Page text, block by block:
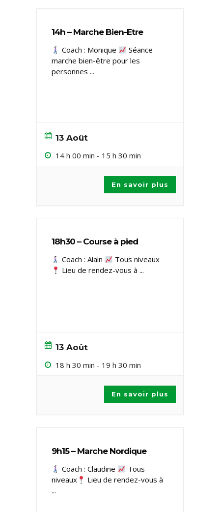
14h – Marche Bien-Etre
Coach : Monique
Séance
marche bien-être pour les
personnes ...
13 Août
14 h 00 min - 15 h 30 min
En savoir plus
18h30 – Course à pied
Coach : Alain
Tous niveaux ​
Lieu de rendez-vous à...
13 Août
18 h 30 min - 19 h 30 min
En savoir plus
9h15 – Marche Nordique
Coach : Claudine
Tous
niveaux ​
Lieu de rendez-vous à
...